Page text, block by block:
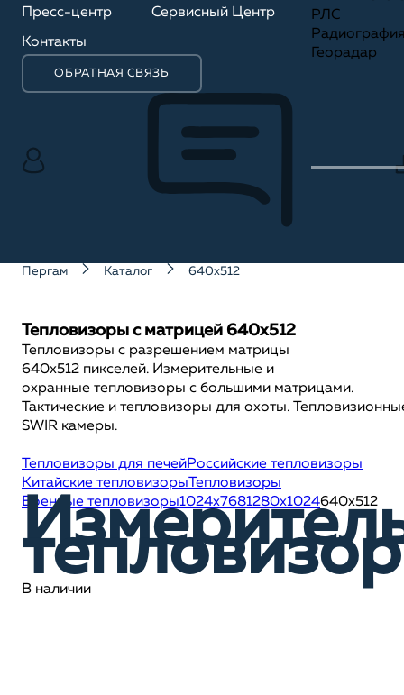
Пресс-центр Сервисный Центр
Контакты
ОБРАТНАЯ СВЯЗЬ
РЛС
Георадар
Пергам Каталог 640x512
Тепловизоры с матрицей 640x512
Тепловизоры с разрешением матрицы
640x512 пикселей. Измерительные и
охранные тепловизоры с большими матрицами.
Тактические и тепловизоры для охоты.
SWIR камеры.
Тепловизоры для печейРоссийские тепловизоры
Китайские тепловизоры Тепловизоры
Военные тепловизоры1024x7681280x1024640x512
В наличии